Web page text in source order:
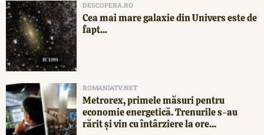
DESCOPERA.RO
Cea mai mare galaxie din Univers este de
fapt...
ROMANIATV.NET
Metrorex, primele măsuri pentru
economie energetică. Trenurile s-au
rărit și vin cu întârziere la ore...